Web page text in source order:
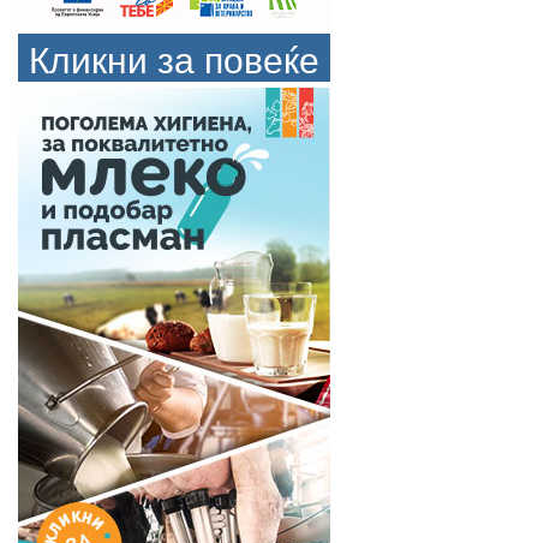
Кликни за повеќе